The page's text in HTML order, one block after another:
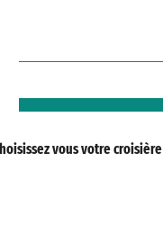
vous votre croisière